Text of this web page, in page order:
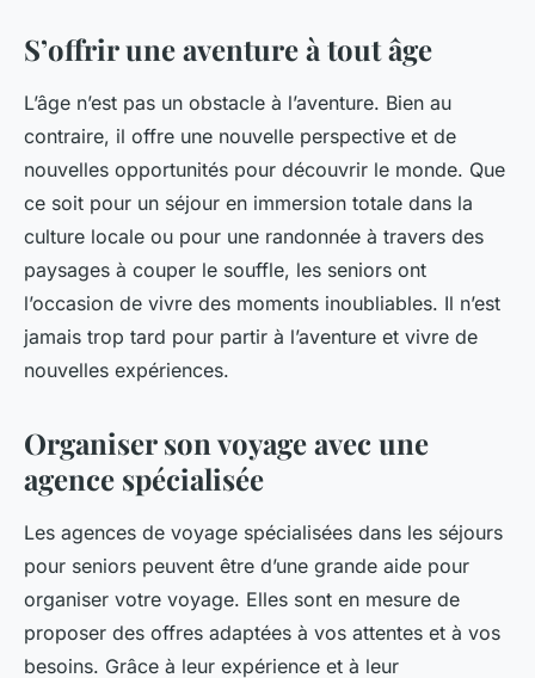
S’offrir une aventure à tout âge
L’âge n’est pas un obstacle à l’aventure. Bien au
contraire, il offre une nouvelle perspective et de
nouvelles opportunités pour découvrir le monde. Que
ce soit pour un séjour en immersion totale dans la
culture locale ou pour une randonnée à travers des
paysages à couper le souffle, les seniors ont
l’occasion de vivre des moments inoubliables. Il n’est
jamais trop tard pour partir à l’aventure et vivre de
nouvelles expériences.
Organiser son voyage avec une
agence spécialisée
Les agences de voyage spécialisées dans les séjours
pour seniors peuvent être d’une grande aide pour
organiser votre voyage. Elles sont en mesure de
proposer des offres adaptées à vos attentes et à vos
besoins. Grâce à leur expérience et à leur